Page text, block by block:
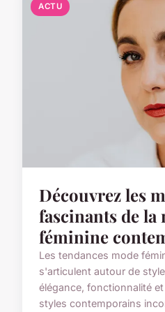
ACTU
Découvrez les
fascinants de la
féminine
Les tendances mode
s'articulent autour de
élégance, fonctionnalité
styles contemporains